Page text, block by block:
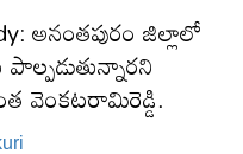
అనంతపురం జిల్లాలో
వెంకటరామిరెడ్డి.